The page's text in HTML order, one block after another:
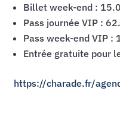
Billet week-end :
Pass journée VIP :
Pass week-end VIP :
Entrée gratuite pour
https://charade.fr/